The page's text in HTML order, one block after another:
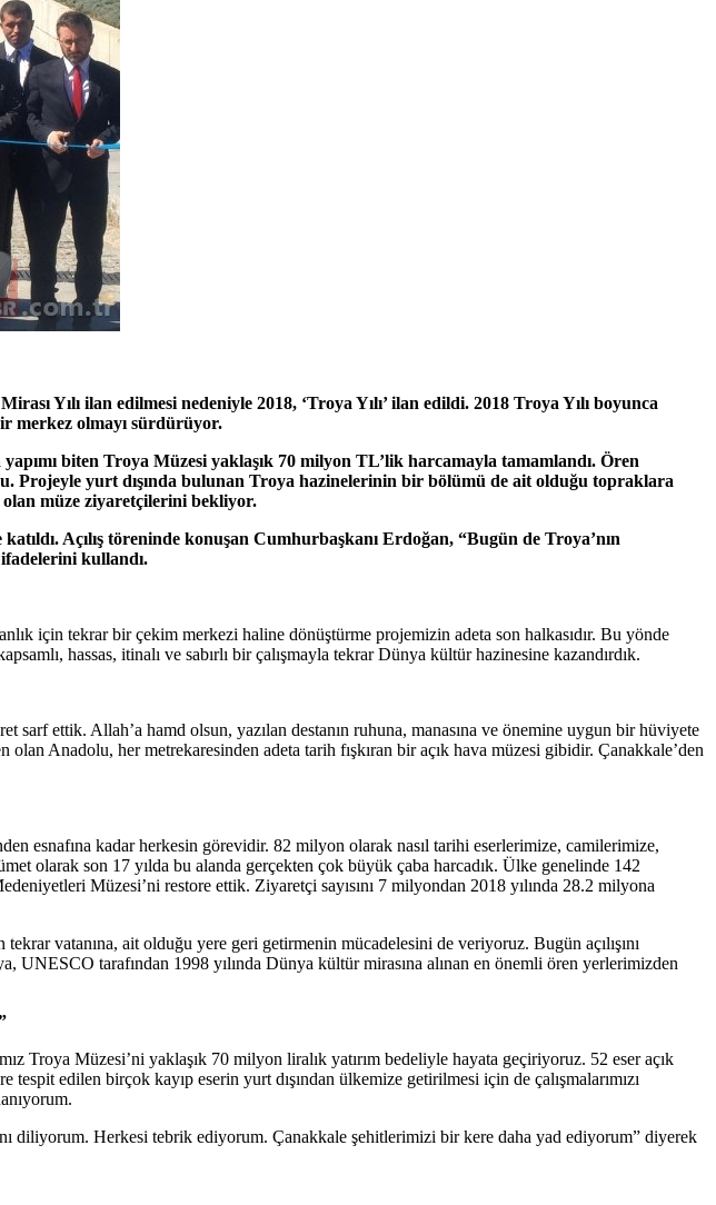
Yılı ilan edilmesi nedeniyle 2018, ‘Troya Yılı’ ilan edildi. 2018 Troya Yılı boyunca
merkez olmayı sürdürüyor.
biten Troya Müzesi yaklaşık 70 milyon TL’lik harcamayla tamamlandı. Ören
Projeyle yurt dışında bulunan Troya hazinelerinin bir bölümü de ait olduğu topraklara
müze ziyaretçilerini bekliyor.
Açılış töreninde konuşan Cumhurbaşkanı Erdoğan, “Bugün de Troya’nın
ifadelerini kullandı.
için tekrar bir çekim merkezi haline dönüştürme projemizin adeta son halkasıdır. Bu yönde
hassas, itinalı ve sabırlı bir çalışmayla tekrar Dünya kültür hazinesine kazandırdık.
ettik. Allah’a hamd olsun, yazılan destanın ruhuna, manasına ve önemine uygun bir hüviyete
Anadolu, her metrekaresinden adeta tarih fışkıran bir açık hava müzesi gibidir. Çanakkale’den
esnafına kadar herkesin görevidir. 82 milyon olarak nasıl tarihi eserlerimize, camilerimize,
olarak son 17 yılda bu alanda gerçekten çok büyük çaba harcadık. Ülke genelinde 142
Müzesi’ni restore ettik. Ziyaretçi sayısını 7 milyondan 2018 yılında 28.2 milyona
tekrar vatanına, ait olduğu yere geri getirmenin mücadelesini de veriyoruz. Bugün açılışını
UNESCO tarafından 1998 yılında Dünya kültür mirasına alınan en önemli ören yerlerimizden
Troya Müzesi’ni yaklaşık 70 milyon liralık yatırım bedeliyle hayata geçiriyoruz. 52 eser açık
edilen birçok kayıp eserin yurt dışından ülkemize getirilmesi için de çalışmalarımızı
diliyorum. Herkesi tebrik ediyorum. Çanakkale şehitlerimizi bir kere daha yad ediyorum” diyerek